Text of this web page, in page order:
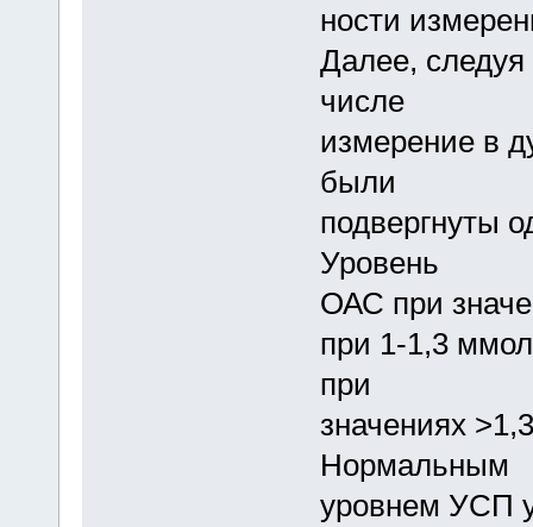
ности
Далее, следуя
числе
измерение в
были
подвергнуты
Уровень
ОАС при
при 1-1,3
при
значениях
Нормальным
уровнем УСП